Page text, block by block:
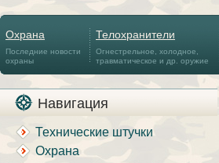
Охрана
Последние новости
охраны
Телохранители
Огнестрельное, холодное,
травматическое и др. оружие
Навигация
Технические штучки
Охрана